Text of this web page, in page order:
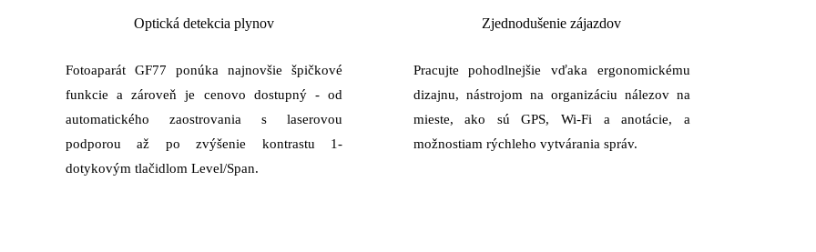
Optická detekcia plynov
Fotoaparát GF77 ponúka najnovšie špičkové
funkcie a zároveň je cenovo dostupný - od
automatického zaostrovania s laserovou
podporou až po zvýšenie kontrastu 1-
dotykovým tlačidlom Level/Span.
Zjednodušenie zájazdov
Pracujte pohodlnejšie vďaka ergonomickému
dizajnu, nástrojom na organizáciu nálezov na
mieste, ako sú GPS, Wi-Fi a anotácie, a
možnostiam rýchleho vytvárania správ.